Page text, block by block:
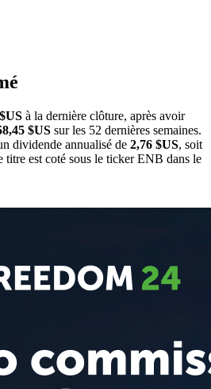
à la dernière clôture, après avoir
$US sur les 52 dernières semaines.
dividende annualisé de 2,76 $US, soit
titre est coté sous le tickerENB dans le